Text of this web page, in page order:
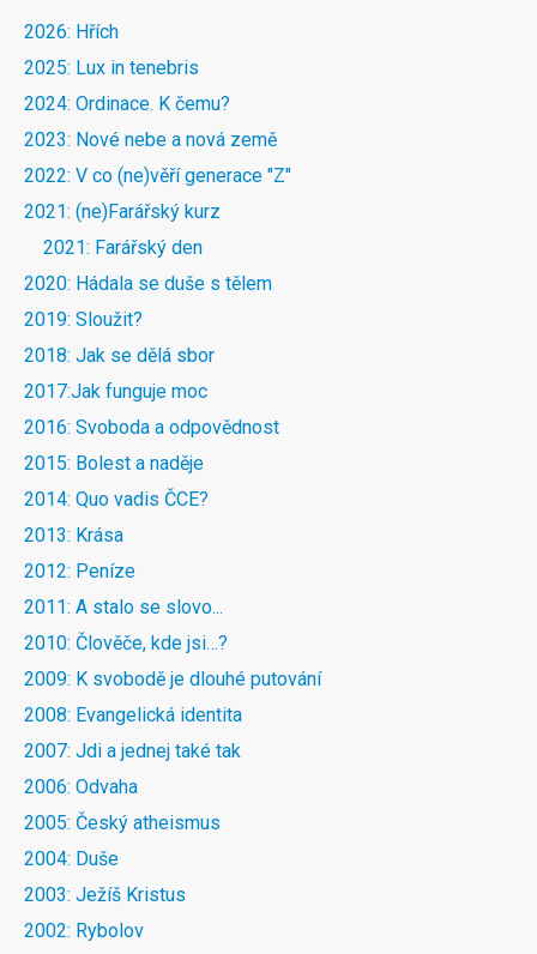
2026: Hřích
2025: Lux in tenebris
2024: Ordinace. K čemu?
2023: Nové nebe a nová země
2022: V co (ne)věří generace "Z"
2021: (ne)Farářský kurz
2021: Farářský den
2020: Hádala se duše s tělem
2019: Sloužit?
2018: Jak se dělá sbor
2017:Jak funguje moc
2016: Svoboda a odpovědnost
2015: Bolest a naděje
2014: Quo vadis ČCE?
2013: Krása
2012: Peníze
2011: A stalo se slovo...
2010: Člověče, kde jsi…?
2009: K svobodě je dlouhé putování
2008: Evangelická identita
2007: Jdi a jednej také tak
2006: Odvaha
2005: Český atheismus
2004: Duše
2003: Ježíš Kristus
2002: Rybolov